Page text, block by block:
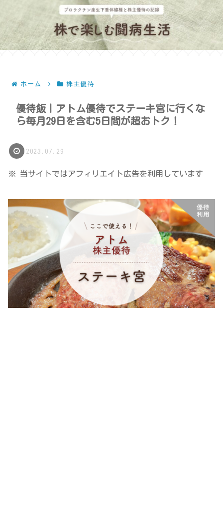
ホーム 株主優待
優待飯｜アトム優待でステーキ宮に行くな
ら毎月29日を含む5日間が超おトク！
2023.07.29
※ 当サイトではアフィリエイト広告を利用しています